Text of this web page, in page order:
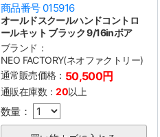
商品番号 015916
オールドスクールハンドコントロ
ールキット ブラック 9/16inボア
ブランド：
NEO FACTORY(ネオファクトリー)
通常販売価格： 50,500円
通販在庫数：20以上
数量：